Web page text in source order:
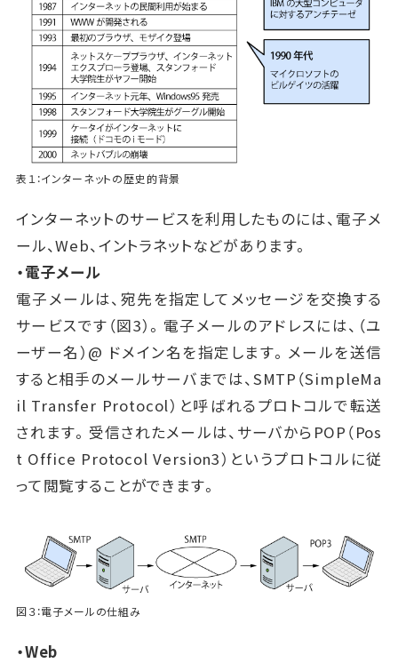
表１：インターネットの歴史的背景
インターネットのサービスを利用したものには、電子メ
ール、Web、イントラネットなどがあります。
・電子メール
電子メールは、宛先を指定してメッセージを交換する
サービスです（図3）。電子メールのアドレスには、（ユ
ーザー名）@ ドメイン名を指定します。メールを送信
すると相手のメールサーバまでは、SMTP（SimpleMa
il Transfer Protocol）と呼ばれるプロトコルで転送
されます。受信されたメールは、サーバからPOP（Pos
t Office Protocol Version3）というプロトコルに従
って閲覧することができます。
図３：電子メールの仕組み
・Web